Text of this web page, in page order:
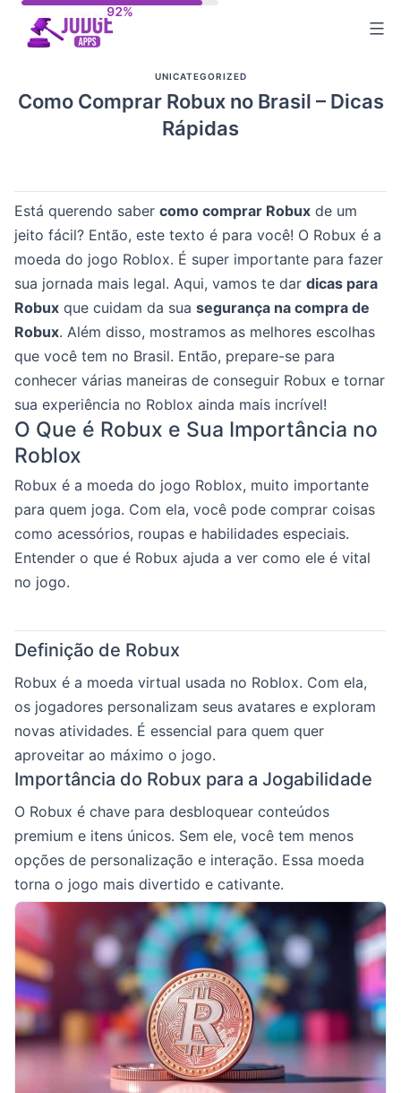
UNICATEGORIZED
Como Comprar Robux no Brasil – Dicas
Rápidas
Está querendo saber como comprar Robux de um
jeito fácil? Então, este texto é para você! O Robux é a
moeda do jogo Roblox. É super importante para fazer
sua jornada mais legal. Aqui, vamos te dar dicas para
Robux que cuidam da sua segurança na compra de
Robux. Além disso, mostramos as melhores escolhas
que você tem no Brasil. Então, prepare-se para
conhecer várias maneiras de conseguir Robux e tornar
sua experiência no Roblox ainda mais incrível!
O Que é Robux e Sua Importância no
Roblox
Robux é a moeda do jogo Roblox, muito importante
para quem joga. Com ela, você pode comprar coisas
como acessórios, roupas e habilidades especiais.
Entender o que é Robux ajuda a ver como ele é vital
no jogo.
Definição de Robux
Robux é a moeda virtual usada no Roblox. Com ela,
os jogadores personalizam seus avatares e exploram
novas atividades. É essencial para quem quer
aproveitar ao máximo o jogo.
Importância do Robux para a Jogabilidade
O Robux é chave para desbloquear conteúdos
premium e itens únicos. Sem ele, você tem menos
opções de personalização e interação. Essa moeda
torna o jogo mais divertido e cativante.